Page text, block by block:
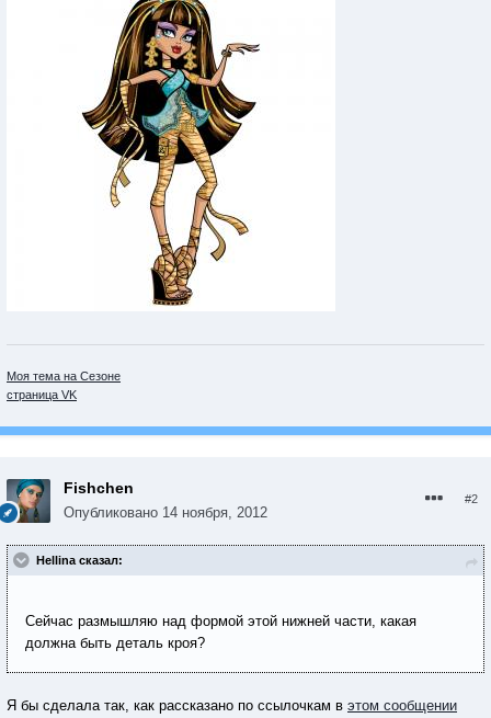
Моя тема на Сезоне
страница VK
Fishchen
Опубликовано 14 ноября, 2012
#2
Hellina сказал:
Сейчас размышляю над формой этой нижней части, какая
должна быть деталь кроя?
Я бы сделала так, как рассказано по ссылочкам в этом сообщении